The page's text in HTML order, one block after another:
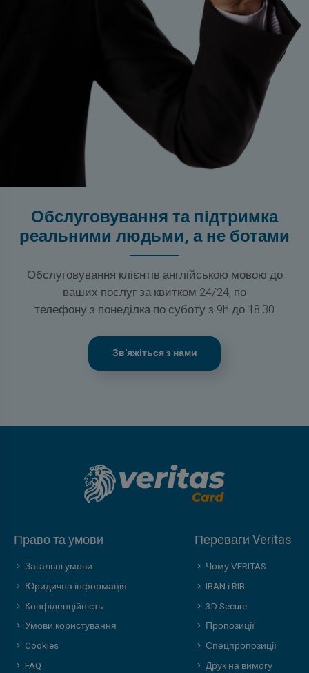
Обслуговування та підтримка
реальними людьми, а не ботами
Обслуговування клієнтів англійською мовою до
ваших послуг за квитком 24/24, по
телефону з понеділка по суботу з 9h до 18:30
Зв'яжіться з нами
Право та умови
Загальні умови
Юридична інформація
Конфіденційність
Умови користування
Cookies
FAQ
Переваги Veritas
Чому VERITAS
IBAN і RIB
3D Secure
Пропозиції
Спецпропозиції
Друк на вимогу